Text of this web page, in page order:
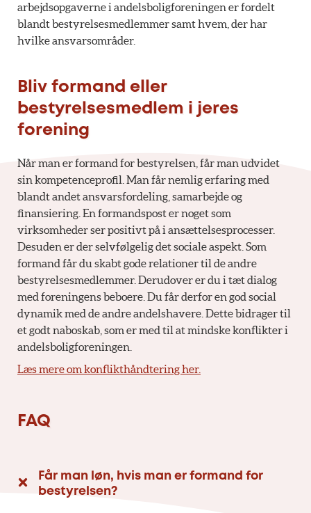
arbejdsopgaverne i andelsboligforeningen er fordelt
blandt bestyrelsesmedlemmer samt hvem, der har
hvilke ansvarsområder.
Bliv formand eller
bestyrelsesmedlem i jeres
forening
Når man er formand for bestyrelsen, får man udvidet
sin kompetenceprofil. Man får nemlig erfaring med
blandt andet ansvarsfordeling, samarbejde og
finansiering. En formandspost er noget som
virksomheder ser positivt på i ansættelsesprocesser.
Desuden er der selvfølgelig det sociale aspekt. Som
formand får du skabt gode relationer til de andre
bestyrelsesmedlemmer. Derudover er du i tæt dialog
med foreningens beboere. Du får derfor en god social
dynamik med de andre andelshavere. Dette bidrager til
et godt naboskab, som er med til at mindske konflikter i
andelsboligforeningen.
Læs mere om konflikthåndtering her.
FAQ
Får man løn, hvis man er formand for
bestyrelsen?